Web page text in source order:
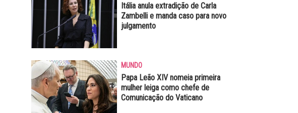
Itália anula extradição de Carla
Zambelli e manda caso para novo
julgamento
MUNDO
Papa Leão XIV nomeia primeira
mulher leiga como chefe de
Comunicação do Vaticano